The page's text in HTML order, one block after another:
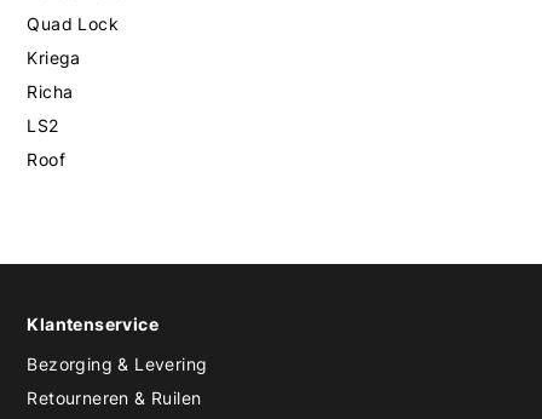
Quad Lock
Kriega
Richa
LS2
Roof
Klantenservice
Bezorging & Levering
Retourneren & Ruilen